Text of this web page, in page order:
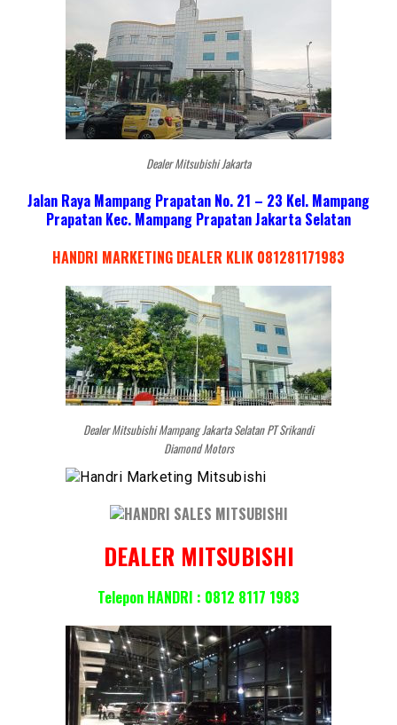
Dealer Mitsubishi Jakarta
Jalan Raya Mampang Prapatan No. 21 – 23 Kel. Mampang
Prapatan Kec. Mampang Prapatan Jakarta Selatan
HANDRI MARKETING DEALER KLIK 081281171983
Dealer Mitsubishi Mampang Jakarta Selatan PT Srikandi
Diamond Motors
DEALER MITSUBISHI
Telepon HANDRI : 0812 8117 1983